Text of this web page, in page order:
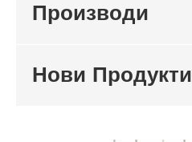
Производи
Нови Продукти